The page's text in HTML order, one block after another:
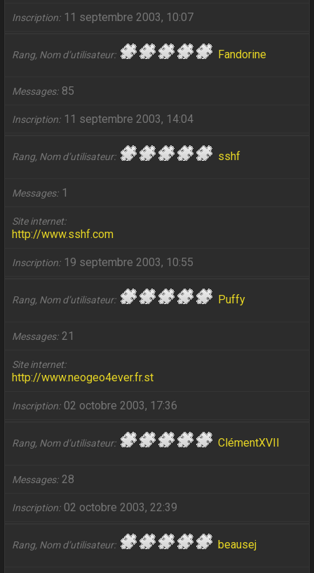
Inscription 11 septembre 2003, 10:07
Rang, Nom d’utilisateur Fandorine
Messages 85
Inscription 11 septembre 2003, 14:04
Rang, Nom d’utilisateur sshf
Messages 1
Site internet
http://www.sshf.com
Inscription 19 septembre 2003, 10:55
Rang, Nom d’utilisateur Puffy
Messages 21
Site internet
http://www.neogeo4ever.fr.st
Inscription 02 octobre 2003, 17:36
Rang, Nom d’utilisateur ClémentXVII
Messages 28
Inscription 02 octobre 2003, 22:39
Rang, Nom d’utilisateur beausej